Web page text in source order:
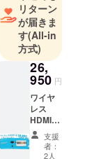
り組んでお
ります。
何卒応援の
程よろしく
お願い申し
上げます！
リターン
が届きま
す(All-in
方式)
26,
950 円
ワイヤ
レス
HDMIト
ラン
シー
バー ゼ
支援
者：
2人